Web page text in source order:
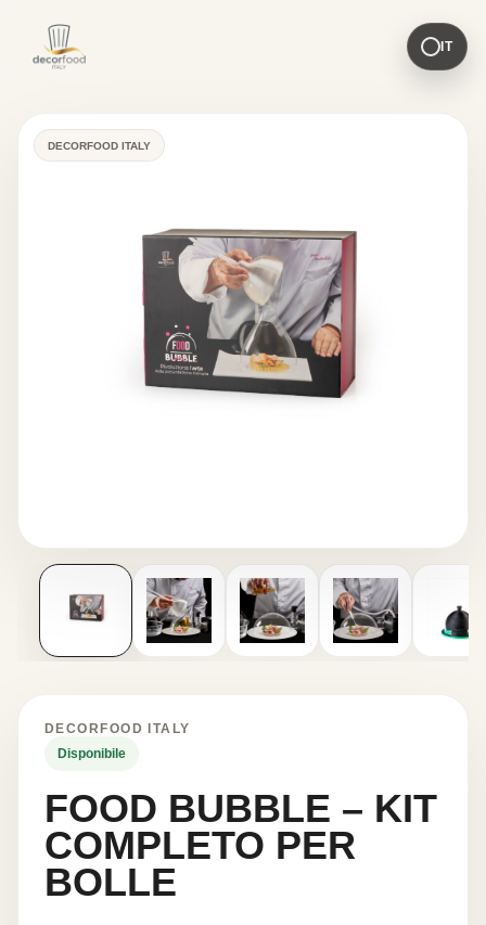
IT
DECORFOOD ITALY
DECORFOOD ITALY
Disponibile
FOOD BUBBLE – KIT
COMPLETO PER
BOLLE